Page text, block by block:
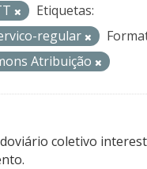
Etiquetas:
regular
Atribuição
coletivo